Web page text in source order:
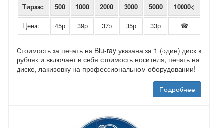
Тираж: 500 1000 2000 3000 5000 10000<
Цена: 45р 39р 37р 35р 33р ☎
Стоимость за печать на Blu-ray указана за 1 (один) диск в
рублях и включает в себя стоимость носителя, печать на
диске, лакировку на профессиональном оборудовании!
Подробнее